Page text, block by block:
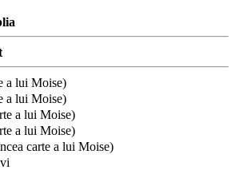
a lui Moise)
a lui Moise)
a lui Moise)
a lui Moise)
carte a lui Moise)